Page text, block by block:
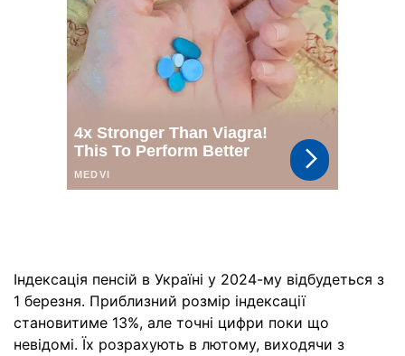
Індексація пенсій в Україні у 2024-му відбудеться з
1 березня. Приблизний розмір індексації
становитиме 13%, але точні цифри поки що
невідомі. Їх розрахують в лютому, виходячи з